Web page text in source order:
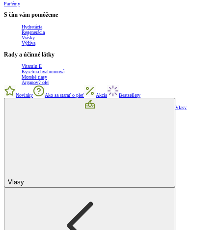
Parfémy
S čím vám pomôžeme
Hydratácia
Regenerácia
Vrásky
Výživa
Rady a účinné látky
Vitamín E
Kyselina hyaluronová
Morské riasy
Arganový olej
Novinky Ako sa starať o pleť Akcia Bestsellery
Vlasy
Vlasy